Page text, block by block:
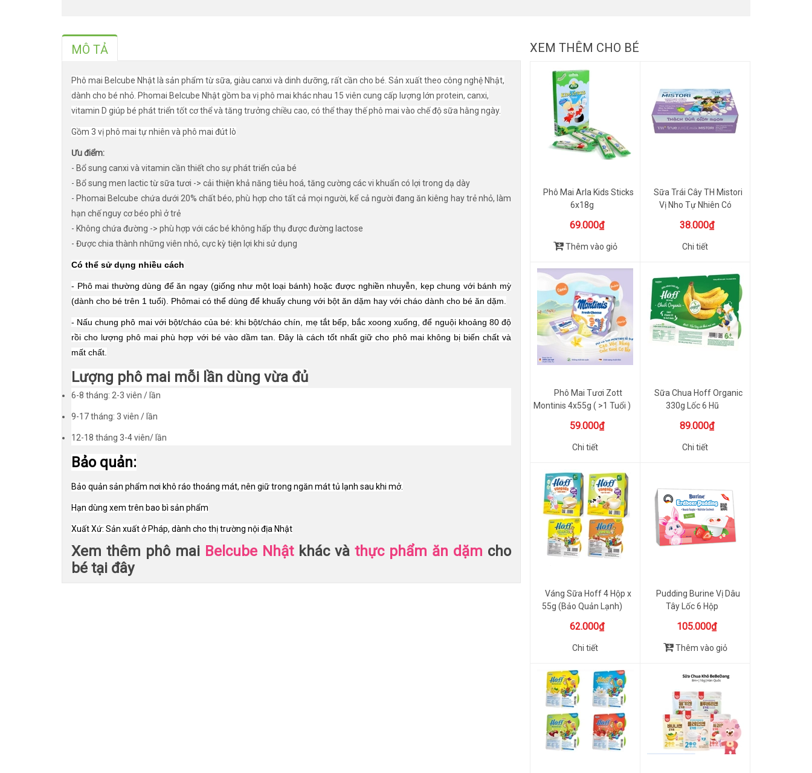
MÔ TẢ
Phô mai Belcube Nhật là sản phẩm từ sữa, giàu canxi và dinh dưỡng, rất cần cho bé. Sản xuất theo công nghệ Nhật,
dành cho bé nhỏ. Phomai Belcube Nhật gồm ba vị phô mai khác nhau 15 viên cung cấp lượng lớn protein, canxi,
vitamin D giúp bé phát triển tốt cơ thể và tăng trưởng chiều cao, có thể thay thế phô mai vào chế độ sữa hằng ngày.
Gồm 3 vị phô mai tự nhiên và phô mai đút lò
Ưu điểm:
- Bổ sung canxi và vitamin cần thiết cho sự phát triển của bé
- Bổ sung men lactic từ sữa tươi -> cải thiện khả năng tiêu hoá, tăng cường các vi khuẩn có lợi trong dạ dày
- Phomai Belcube chứa dưới 20% chất béo, phù hợp cho tất cả mọi người, kể cả người đang ăn kiêng hay trẻ nhỏ, làm
hạn chế nguy cơ béo phì ở trẻ
- Không chứa đường -> phù hợp với các bé không hấp thụ được đường lactose
- Được chia thành những viên nhỏ, cực kỳ tiện lợi khi sử dụng
Có thể sử dụng nhiều cách
- Phô mai thường dùng để ăn ngay (giống như một loại bánh) hoặc được nghiền nhuyễn, kẹp chung với bánh mỳ
(dành cho bé trên 1 tuổi). Phômai có thể dùng để khuấy chung với bột ăn dặm hay với cháo dành cho bé ăn dặm.
- Nấu chung phô mai với bột/cháo của bé: khi bột/cháo chín, mẹ tắt bếp, bắc xoong xuống, để nguội khoảng 80 độ
rồi cho lượng phô mai phù hợp với bé vào dầm tan. Đây là cách tốt nhất giữ cho phô mai không bị biến chất và
mất chất.
Lượng phô mai mỗi lần dùng vừa đủ
6-8 tháng: 2-3 viên / lần
9-17 tháng: 3 viên / lần
12-18 tháng 3-4 viên/ lần
Bảo quản:
Bảo quản sản phẩm nơi khô ráo thoáng mát, nên giữ trong ngăn mát tủ lạnh sau khi mở.
Hạn dùng xem trên bao bì sản phẩm
Xuất Xứ: Sản xuất ở Pháp, dành cho thị trường nội địa Nhật
Xem thêm phô mai Belcube Nhậtkhác và thực phẩm ăn dặm cho
bé tại đây
XEM THÊM CHO BÉ
Phô Mai Arla Kids Sticks
6x18g
69.000₫
Thêm vào giỏ
Sữa Trái Cây TH Mistori
Vị Nho Tự Nhiên Có
38.000₫
Chi tiết
Phô Mai Tươi Zott
Montinis 4x55g ( >1 Tuổi )
59.000₫
Chi tiết
Sữa Chua Hoff Organic
330g Lốc 6 Hũ
89.000₫
Chi tiết
Váng Sữa Hoff 4 Hộp x
55g (Bảo Quản Lạnh)
62.000₫
Chi tiết
Pudding Burine Vị Dâu
Tây Lốc 6 Hộp
105.000₫
Thêm vào giỏ